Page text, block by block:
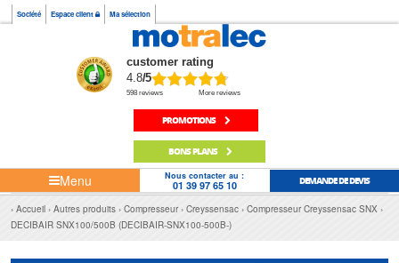
Société Espace client Ma sélection
customer rating
4.8/5
598 reviews More reviews
PROMOTIONS
BONS PLANS
Menu Nous contacter au :
01 39 97 65 10 DEMANDE DE DEVIS
Accueil Autres produits Compresseur Creyssensac
Compresseur Creyssensac SNX
DECIBAIR SNX100/500B (DECIBAIR-SNX100-500B-)